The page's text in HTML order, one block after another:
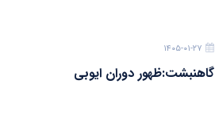
۱۴۰۵-۰۱-۲۷
گاهنبشت:ظهور دوران ايوبی